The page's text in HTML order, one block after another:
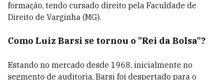
formação, tendo cursado direito pela Faculdade de
Direito de Varginha (MG).
Como Luiz Barsi se tornou o "Rei da Bolsa"?
Estando no mercado desde 1968, inicialmente no
segmento de auditoria, Barsi foi despertado para o